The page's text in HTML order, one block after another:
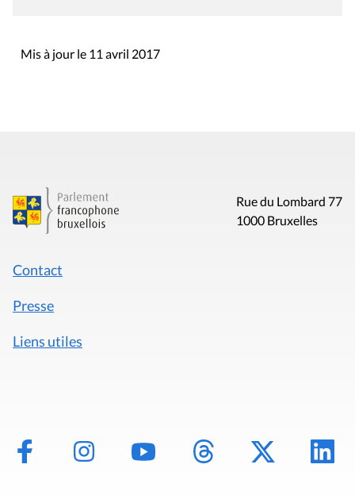
Mis à jour le 11 avril 2017
Rue du Lombard 77
1000 Bruxelles
Contact
Presse
Liens utiles